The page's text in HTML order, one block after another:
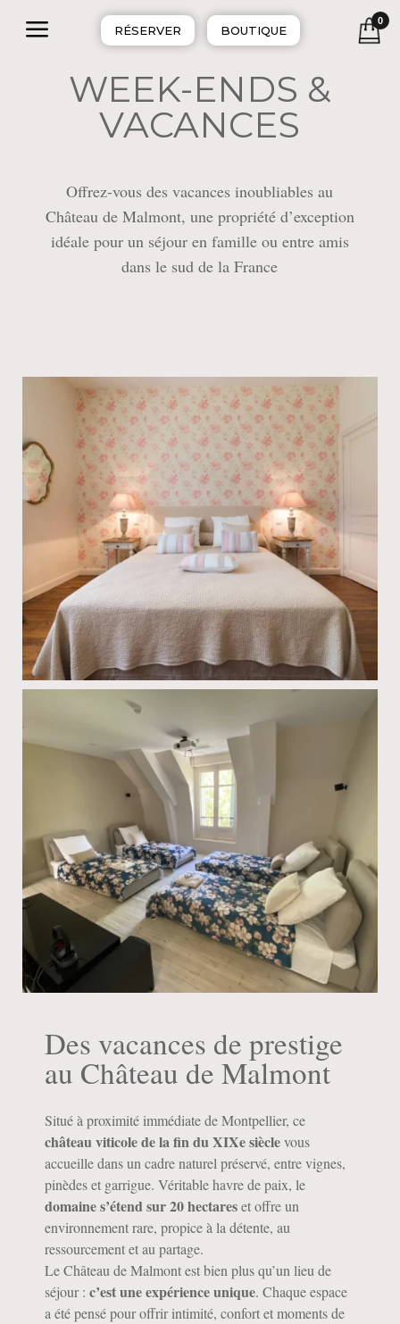
a RÉSERVER BOUTIQUE
0
WEEK-ENDS &
VACANCES
Offrez-vous des vacances inoubliables au
Château de Malmont, une propriété d’exception
idéale pour un séjour en famille ou entre amis
dans le sud de la France
Des vacances de prestige
au Château de Malmont
Situé à proximité immédiate de Montpellier, ce
château viticole de la fin du XIXe sièclevous
accueille dans un cadre naturel préservé, entre vignes,
pinèdes et garrigue. Véritable havre de paix, le
domaine s’étend sur 20 hectareset offre un
environnement rare, propice à la détente, au
ressourcement et au partage.
Le Château de Malmont est bien plus qu’un lieu de
séjour : c’est une expérience unique. Chaque espace
a été pensé pour offrir intimité, confort et moments de